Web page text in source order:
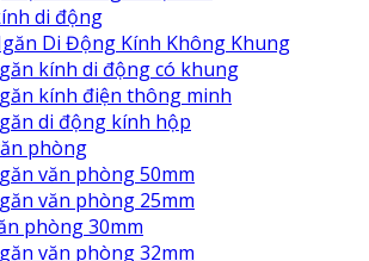
di động
Di Động Kính Không Khung
kính di động có khung
kính điện thông minh
di động kính hộp
phòng
văn phòng 50mm
văn phòng 25mm
phòng 30mm
văn phòng 32mm